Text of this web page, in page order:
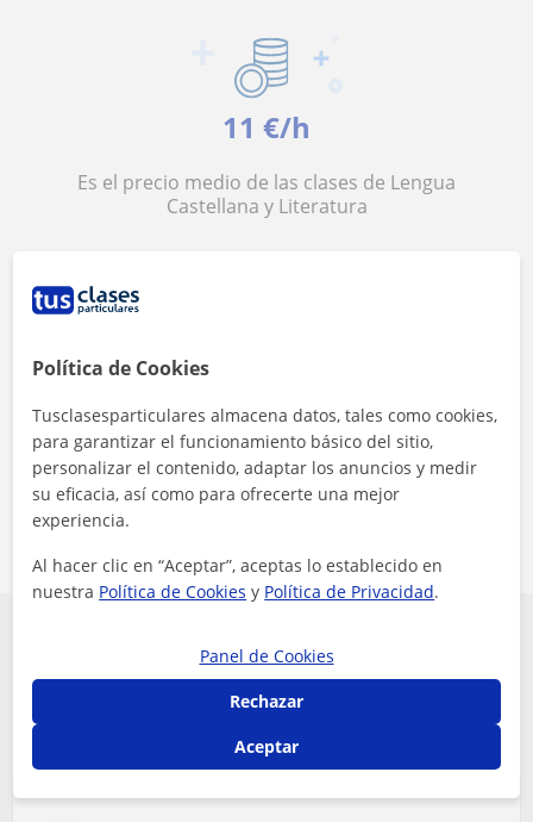
11 €/h
Es el precio medio de las clases de Lengua
Castellana y Literatura
<4h
Es el tiempo medio de respuesta a las
solicitudes
Conoce que opinan algunos de los alumnos
de Lengua Castellana y Literatura en
Araba
Política de Cookies
Tusclasesparticulares almacena datos, tales como cookies,
para garantizar el funcionamiento básico del sitio,
personalizar el contenido, adaptar los anuncios y medir
su eficacia, así como para ofrecerte una mejor
experiencia.
Al hacer clic en “Aceptar”, aceptas lo establecido en
nuestra Política de Cookies y Política de Privacidad.
Panel de Cookies
Rechazar
Aceptar